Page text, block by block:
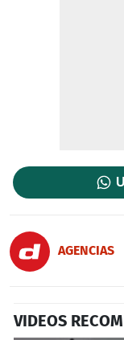
AGENCIAS
VIDEOS